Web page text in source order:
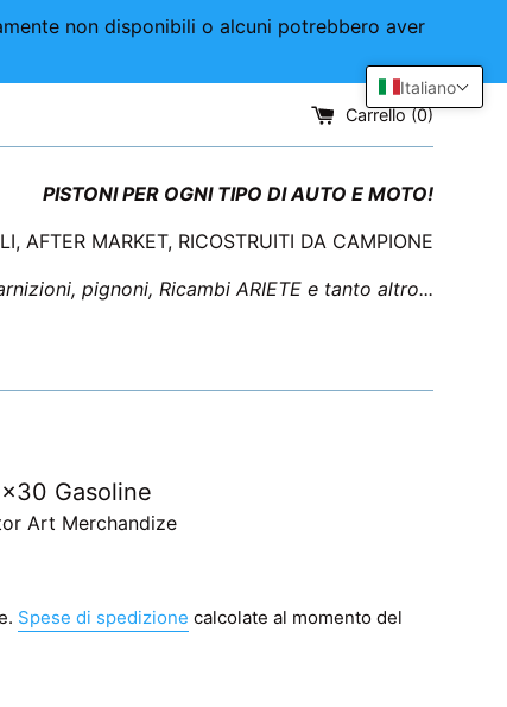
Italiano
non disponibili o alcuni potrebbero aver
Carrello (0)
PISTONI PER OGNI TIPO DI AUTO E MOTO!
AFTER MARKET, RICOSTRUITI DA CAMPIONE
pignoni, Ricambi ARIETE e tanto altro...
Gasoline
Art Merchandize
Spese di spedizione calcolate al momento del